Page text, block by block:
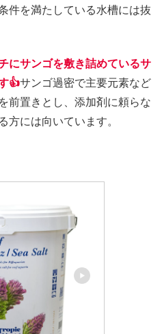
件を満たしている水槽には抜
にサンゴを敷き詰めているサ
👍サンゴ過密で主要元素など
前置きとし、添加剤に頼らな
方には向いています。